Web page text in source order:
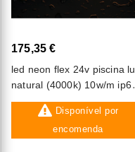
175,35 €
led neon flex 24v piscina
natural (4000k) 10w/m
aron (5 metros)
Disponível por
encomenda